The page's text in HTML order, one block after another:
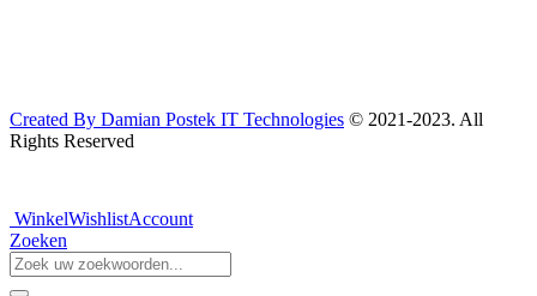
Created By Damian Postek IT Technologies © 2021-2023. All
Rights Reserved
WinkelWishlistAccount
Zoeken